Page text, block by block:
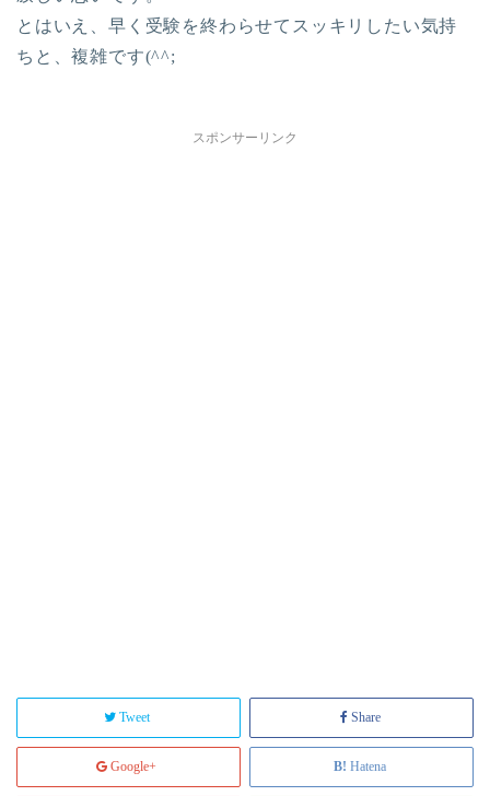
とはいえ、早く受験を終わらせてスッキリしたい気持
ちと、複雑です(^^;
スポンサーリンク
Tweet Share
Google+ Hatena